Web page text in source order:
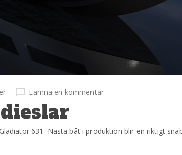
Lämna en kommentar
631. Nästa båt i produktion blir en riktigt